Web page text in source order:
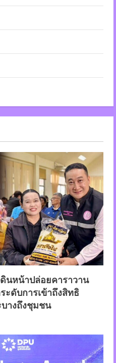
นหน้าปล่อยคาราวาน
ะดับการเข้าถึงสิทธิ
างถึงชุมชน